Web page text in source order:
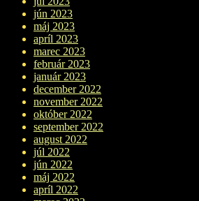
jún 2023
máj 2023
apríl 2023
marec 2023
február 2023
január 2023
december 2022
november 2022
október 2022
september 2022
august 2022
júl 2022
jún 2022
máj 2022
apríl 2022